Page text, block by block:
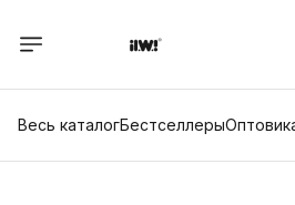
Весь каталогБестселлеры